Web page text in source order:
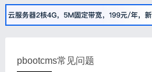
pbootcms常见问题